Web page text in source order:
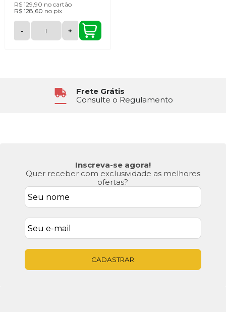
R$ 129,90 no cartão
R$ 128,60 no pix
- +
Frete Grátis
Consulte o Regulamento
Inscreva-se agora!
Quer receber com exclusividade as melhores
ofertas?
CADASTRAR